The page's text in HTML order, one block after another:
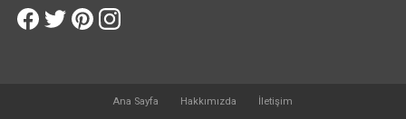
Ana Sayfa Hakkımızda İletişim